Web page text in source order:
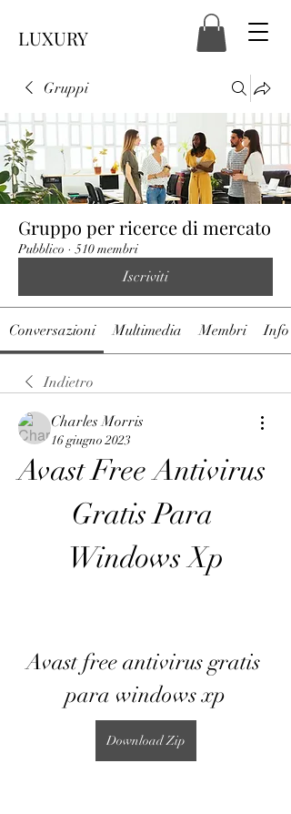
LUXURY
Gruppi
Gruppo per ricerce di mercato
Pubblico · 510 membri
Iscriviti
Conversazioni Multimedia Membri Info
Indietro
Charles Morris
16 giugno 2023
Avast Free Antivirus
Gratis Para
Windows Xp
Avast free antivirus gratis
para windows xp
Download Zip